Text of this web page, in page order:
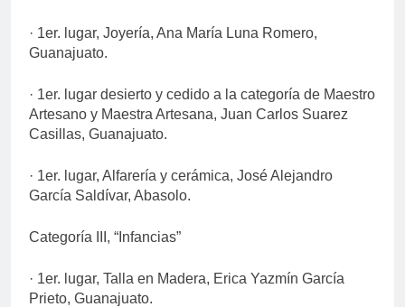
· 1er. lugar, Joyería, Ana María Luna Romero,
Guanajuato.
· 1er. lugar desierto y cedido a la categoría de Maestro
Artesano y Maestra Artesana, Juan Carlos Suarez
Casillas, Guanajuato.
· 1er. lugar, Alfarería y cerámica, José Alejandro
García Saldívar, Abasolo.
Categoría III, “Infancias”
· 1er. lugar, Talla en Madera, Erica Yazmín García
Prieto, Guanajuato.